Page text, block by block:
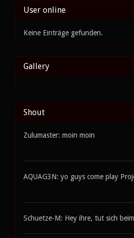
User online
Keine Einträge gefunden.
Gallery
Shout
Zulumaster: moin moin
AQUAG3N: yo guys come play
Schuetze-M: Hey ihre, tut sich